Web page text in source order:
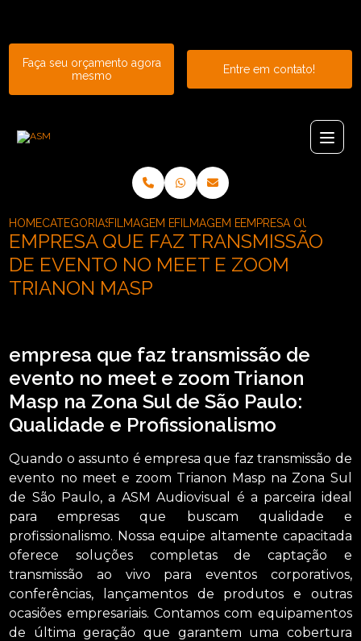
Faça seu orçamento agora
mesmo
Entre em contato!
HOMECATEGORIASFILMAGEM E TRANSMISSAO DE EVENTOS
FILMAGEM E TRANSMISSAO PARA
EMPRESA QUE FAZ
EMPRESA QUE FAZ TRANSMISSÃO
DE EVENTO NO MEET E ZOOM
TRIANON MASP
empresa que faz transmissão de
evento no meet e zoom Trianon
Masp na Zona Sul de São Paulo:
Qualidade e Profissionalismo
Quando o assunto é empresa que faz transmissão de
evento no meet e zoom Trianon Masp na Zona Sul
de São Paulo, a ASM Audiovisual é a parceira ideal
para empresas que buscam qualidade e
profissionalismo. Nossa equipe altamente capacitada
oferece soluções completas de captação e
transmissão ao vivo para eventos corporativos,
conferências, lançamentos de produtos e outras
ocasiões empresariais. Contamos com equipamentos
de última geração que garantem uma cobertura